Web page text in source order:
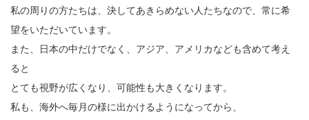
私の周りの方たちは、決してあきらめない人たちなので、常に希
望をいただいています。
また、日本の中だけでなく、アジア、アメリカなども含めて考え
ると
とても視野が広くなり、可能性も大きくなります。
私も、海外へ毎月の様に出かけるようになってから、